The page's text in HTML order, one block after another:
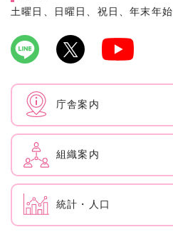
土曜日、日曜日、祝日、年末年始
庁舎案内
組織案内
統計・人口